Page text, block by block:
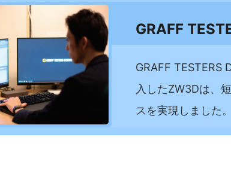
GRAFF
GRAFF TESTERS
入したZW3Dは、
スを実現しました